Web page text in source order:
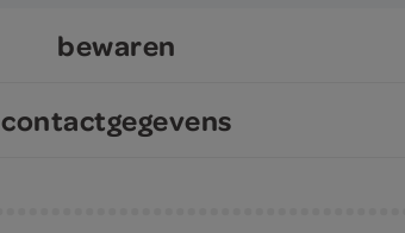
bewaren
contactgegevens